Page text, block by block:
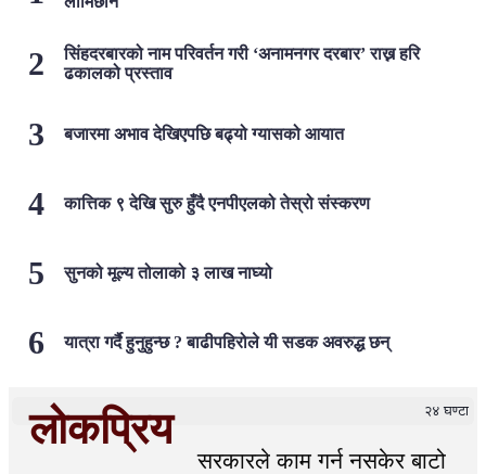
सिंहदरबारको नाम परिवर्तन गरी ‘अनामनगर दरबार’ राख्न हरि
ढकालको प्रस्ताव
बजारमा अभाव देखिएपछि बढ्यो ग्यासको आयात
कात्तिक ९ देखि सुरु हुँदै एनपीएलको तेस्रो संस्करण
सुनको मूल्य तोलाको ३ लाख नाघ्यो
यात्रा गर्दै हुनुहुन्छ ? बाढीपहिरोले यी सडक अवरुद्ध छन्
लोकप्रिय २४ घण्टा
सरकारले काम गर्न नसकेर बाटो